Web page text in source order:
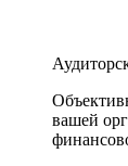
вашей